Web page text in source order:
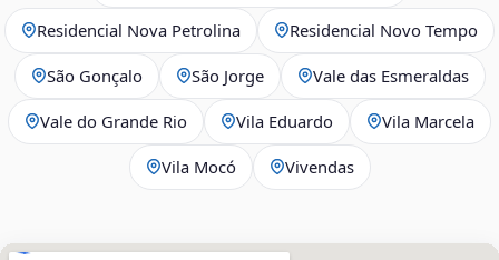
Residencial Nova Petrolina Residencial Novo Tempo
São Gonçalo São Jorge Vale das Esmeraldas
Vale do Grande Rio Vila Eduardo Vila Marcela
Vila Mocó Vivendas